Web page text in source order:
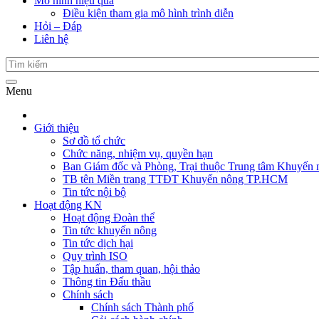
Điều kiện tham gia mô hình trình diễn
Hỏi – Đáp
Liên hệ
Menu
Giới thiệu
Sơ đồ tổ chức
Chức năng, nhiệm vụ, quyền hạn
Ban Giám đốc và Phòng, Trại thuộc Trung tâm Khuyến
TB tên Miền trang TTĐT Khuyến nông TP.HCM
Tin tức nội bộ
Hoạt động KN
Hoạt động Đoàn thể
Tin tức khuyến nông
Tin tức dịch hại
Quy trình ISO
Tập huấn, tham quan, hội thảo
Thông tin Đấu thầu
Chính sách
Chính sách Thành phố